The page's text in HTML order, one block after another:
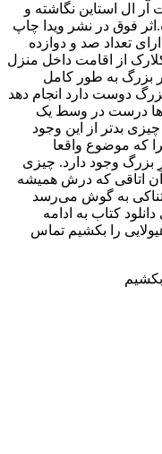
ال استاین نگاشته و
فوق در نشر ویدا چاپ
تعداد صد و دوازده
از اقامت داخل منزل
بزرگ به طور کامل
دوست دارد انجام دهد
درست در وسط یک
بدتر از این وجود
که موضوع واقعا
بزرگ وجود دارد. چیزی
آن اتاقی که درش همیشه
به گوش می‌رسد
کتاب به ادامه
را بکشیم تماس